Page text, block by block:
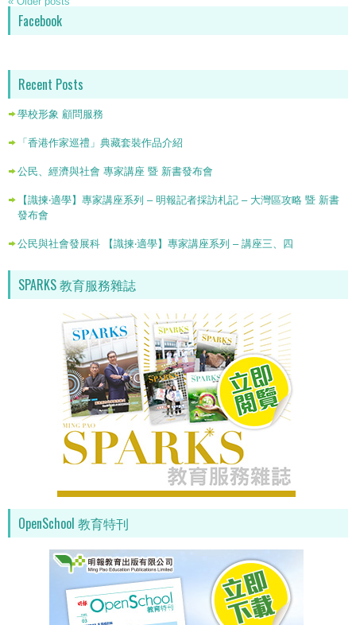
Facebook
Recent Posts
學校形象 顧問服務
「香港作家巡禮」典藏套裝作品介紹
公民、經濟與社會 專家講座 暨 新書發布會
【識揀‧適學】專家講座系列 – 明報記者採訪札記 – 大灣區攻略 暨 新書
發布會
公民與社會發展科 【識揀‧適學】專家講座系列 – 講座三、四
SPARKS 教育服務雜誌
OpenSchool 教育特刊